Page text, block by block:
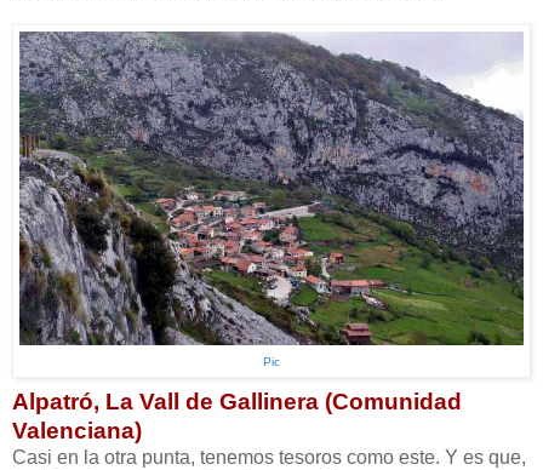
Pic
Alpatró, La Vall de Gallinera (Comunidad
Valenciana)
Casi en la otra punta, tenemos tesoros como este. Y es que,